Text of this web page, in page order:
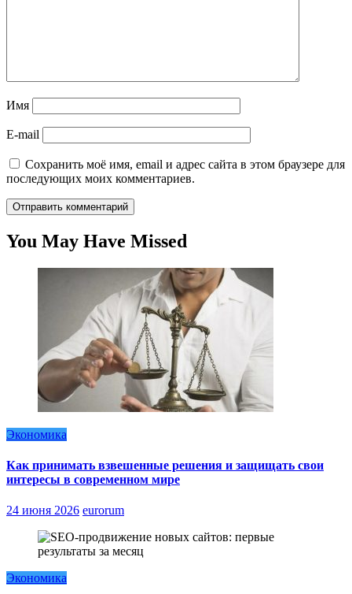
Имя
E-mail
Сохранить моё имя, email и адрес сайта в этом браузере для
последующих моих комментариев.
You May Have Missed
Экономика
Как принимать взвешенные решения и защищать свои
интересы в современном мире
24 июня 2026 eurorum
Экономика